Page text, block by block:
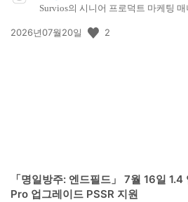
Survios의 시니어 프로덕트 마케팅 매
공
2026년07월20일 2
「명일방주: 엔드필드」 7월 16일
Pro 업그레이드 PSSR 지원